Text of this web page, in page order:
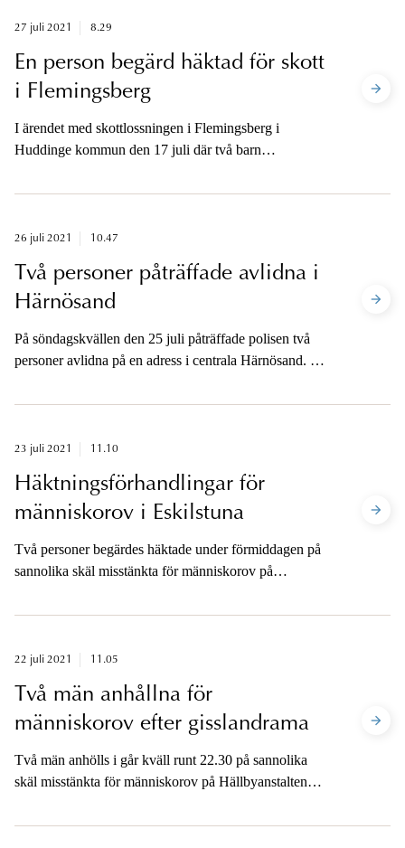
27 juli 2021 8.29
En person begärd häktad för skott
i Flemingsberg
I ärendet med skottlossningen i Flemingsberg i
Huddinge kommun den 17 juli där två barn
på sannolika skäl misstänkt för grovt vapenbrott och
häktningsförhandling är kl. 14.
26 juli 2021 10.47
Två personer påträffade avlidna i
Härnösand
På söndagskvällen den 25 juli påträffade polisen två
personer avlidna på en adress i centrala Härnösand. Det
orsakat dödsfallen. En utredning om mord har inletts.
23 juli 2021 11.10
Häktningsförhandlingar för
människorov i Eskilstuna
Två personer begärdes häktade under förmiddagen på
sannolika skäl misstänkta för människorov på
Eskilstuna tingsrätt håller häktningsförhandlingar kl.
22 juli 2021 11.05
Två män anhållna för
människorov efter gisslandrama
Två män anhölls i går kväll runt 22.30 på sannolika
skäl misstänkta för människorov på Hällbyanstalten
vaktrum och höll två från personalen som gisslan.